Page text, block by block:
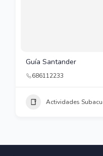
Guía Santander
686112233
Actividades